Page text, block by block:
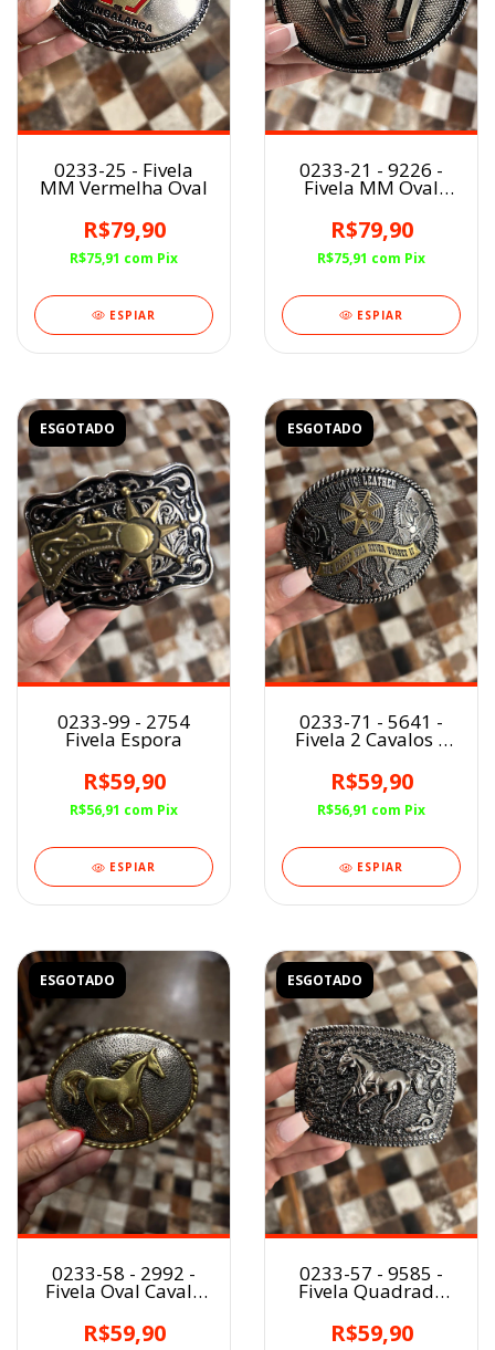
0233-25 - Fivela
MM Vermelha Oval
R$79,90
R$75,91 com Pix
ESPIAR
0233-21 - 9226 -
Fivela MM Oval
R$79,90
R$75,91 com Pix
ESPIAR
ESGOTADO
0233-99 - 2754
Fivela Espora
R$59,90
R$56,91 com Pix
ESPIAR
ESGOTADO
0233-71 - 5641 -
Fivela 2 Cavalos e
Leather
R$59,90
R$56,91 com Pix
ESPIAR
ESGOTADO
0233-58 - 2992 -
Fivela Oval Cavalo
R$59,90
ESGOTADO
0233-57 - 9585 -
Fivela Quadrada
Cavalo
R$59,90